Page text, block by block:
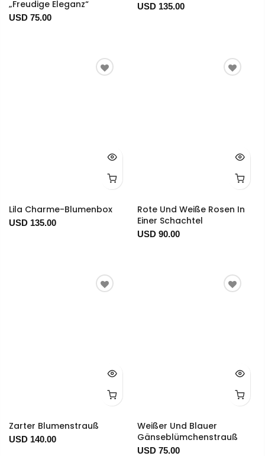
„Freudige Eleganz“
USD 75.00
USD 135.00
Lila Charme-Blumenbox
USD 135.00
Rote Und Weiße Rosen In
Einer Schachtel
USD 90.00
Zarter Blumenstrauß
USD 140.00
Weißer Und Blauer
Gänseblümchenstrauß
USD 75.00